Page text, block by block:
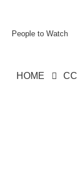
People to Watch
HOME CC